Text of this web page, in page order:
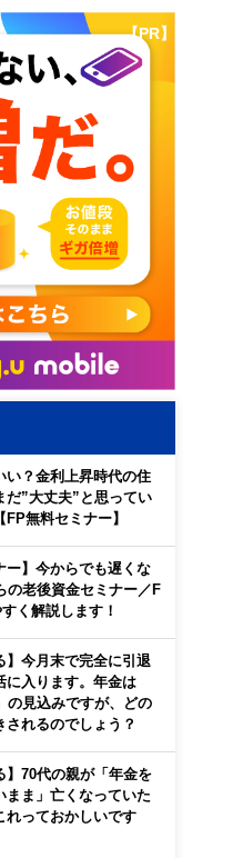
【PR】
い？金利上昇時代の住
だ”大丈夫”と思ってい
FP無料セミナー】
ー】今からでも遅くな
の老後資金セミナー／F
く解説します！
】今月末で完全に引退
に入ります。年金は
の見込みですが、どの
されるのでしょう？
】70代の親が「年金を
まま」亡くなっていた
れっておかしいです